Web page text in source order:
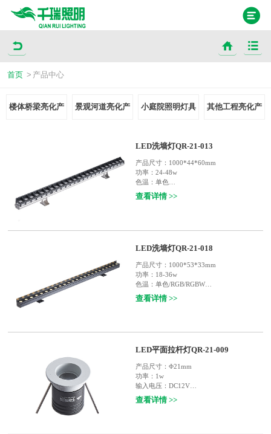
首页 > 产品中心
楼体桥梁亮化产 景观河道亮化产 小庭院照明灯具 其他工程亮化产
LED洗墙灯QR-21-013
产品尺寸： 1000*44*60mm
功率： 24-48w
色温： 单色
输入电压：
使用寿命：
防护等级：IP65
院，宾馆，酒楼，桥梁，户外广告等
查看详情 >>
LED洗墙灯QR-21-018
产品尺寸： 1000*53*33mm
功率： 18-36w
色温： 单色/RGB/RGBW
输入电压：
使用寿命：
适用范围：户外楼宇轮廓装饰照明，如：庭
查看详情 >>
LED平面拉杆灯QR-21-009
产品尺寸： Φ21mm
功率： 1w
输入电压： DC12V
使用寿命：
灯体材质：
查看详情 >>